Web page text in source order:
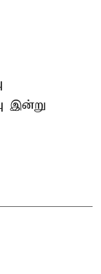
இன்று